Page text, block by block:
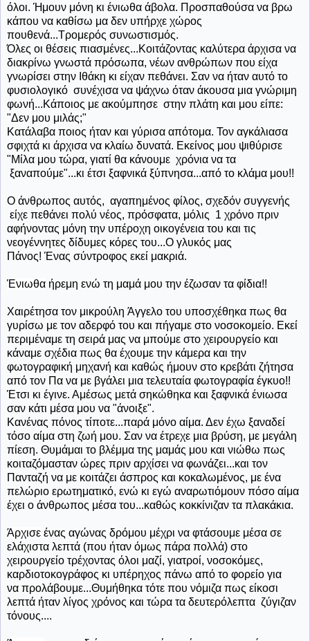
όλοι. Ήμουν μόνη κι ένιωθα άβολα. Προσπαθούσα να βρω
κάπου να καθίσω μα δεν υπήρχε χώρος
πουθενά...Τρομερός συνωστισμός.
Όλες οι θέσεις πιασμένες...Κοιτάζοντας καλύτερα άρχισα να
διακρίνω γνωστά πρόσωπα, νέων ανθρώπων που είχα
γνωρίσει στην Ιθάκη κι είχαν πεθάνει. Σαν να ήταν αυτό το
φυσιολογικό συνέχισα να ψάχνω όταν άκουσα μια γνώριμη
φωνή...Κάποιος με ακούμπησε στην πλάτη και μου είπε:
"Δεν μου μιλάς;"
Κατάλαβα ποιος ήταν και γύρισα απότομα. Τον αγκάλιασα
σφιχτά κι άρχισα να κλαίω δυνατά. Εκείνος μου ψιθύρισε
"Μίλα μου τώρα, γιατί θα κάνουμε χρόνια να τα
ξαναπούμε"...κι έτσι ξαφνικά ξύπνησα...από το κλάμα μου!!
Ο άνθρωπος αυτός, αγαπημένος φίλος, σχεδόν συγγενής
είχε πεθάνει πολύ νέος, πρόσφατα, μόλις 1 χρόνο πριν
αφήνοντας μόνη την υπέροχη οικογένεια του και τις
νεογέννητες δίδυμες κόρες του...Ο γλυκός μας
Πάνος! Ένας σύντροφος εκεί μακριά.
Ένιωθα ήρεμη ενώ τη μαμά μου την έζωσαν τα φίδια!!
Χαιρέτησα τον μικρούλη Άγγελο του υποσχέθηκα πως θα
γυρίσω με τον αδερφό του και πήγαμε στο νοσοκομείο. Εκεί
περιμέναμε τη σειρά μας να μπούμε στο χειρουργείο και
κάναμε σχέδια πως θα έχουμε την κάμερα και την
φωτογραφική μηχανή και καθώς ήμουν στο κρεβάτι ζήτησα
από τον Πα να με βγάλει μια τελευταία φωτογραφία έγκυο!!
Έτσι κι έγινε. Αμέσως μετά σηκώθηκα και ξαφνικά ένιωσα
σαν κάτι μέσα μου να "άνοιξε".
Κανένας πόνος τίποτε...παρά μόνο αίμα. Δεν έχω ξαναδεί
τόσο αίμα στη ζωή μου. Σαν να έτρεχε μια βρύση, με μεγάλη
πίεση. Θυμάμαι το βλέμμα της μαμάς μου και νιώθω πως
κοιταζόμασταν ώρες πριν αρχίσει να φωνάζει...και τον
Πανταζή να με κοιτάζει άσπρος και κοκαλωμένος, με ένα
πελώριο ερωτηματικό, ενώ κι εγώ αναρωτιόμουν πόσο αίμα
έχει ο άνθρωπος μέσα του...καθώς κοκκίνιζαν τα πλακάκια.
Άρχισε ένας αγώνας δρόμου μέχρι να φτάσουμε μέσα σε
ελάχιστα λεπτά (που ήταν όμως πάρα πολλά) στο
χειρουργείο τρέχοντας όλοι μαζί, γιατροί, νοσοκόμες,
καρδιοτοκογράφος κι υπέρηχος πάνω από το φορείο για
να προλάβουμε...Θυμήθηκα τότε που νόμιζα πως είκοσι
λεπτά ήταν λίγος χρόνος και τώρα τα δευτερόλεπτα ζύγιζαν
τόνους....